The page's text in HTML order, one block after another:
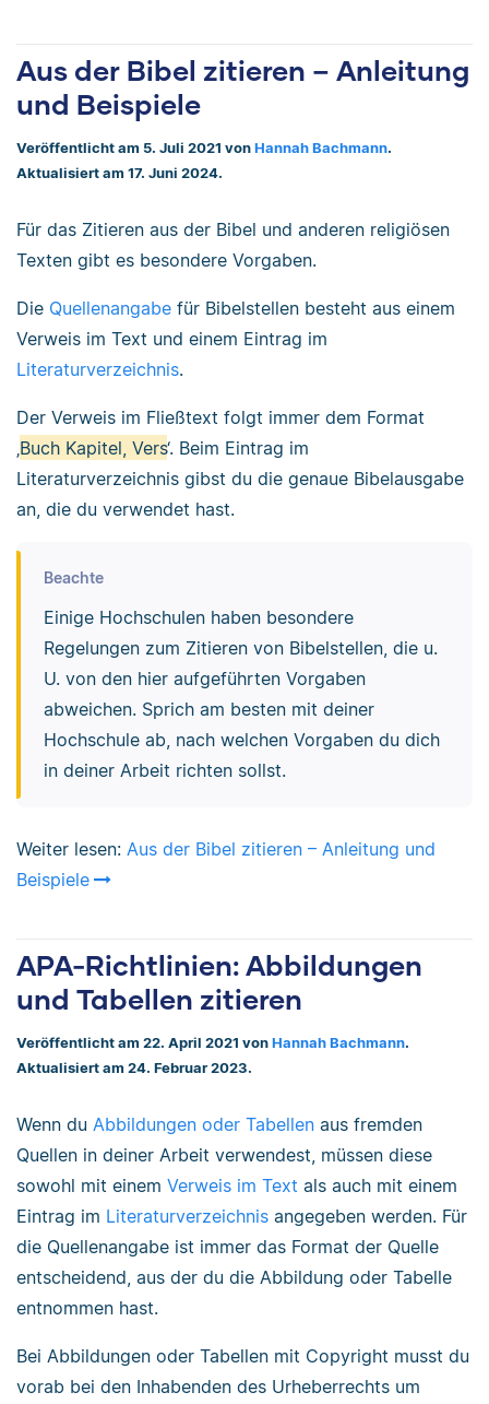
Aus der Bibel zitieren – Anleitung
und Beispiele
Veröffentlicht am 5. Juli 2021 von Hannah Bachmann.
Aktualisiert am 17. Juni 2024.
Für das Zitieren aus der Bibel und anderen religiösen
Texten gibt es besondere Vorgaben.
Die Quellenangabe für Bibelstellen besteht aus einem
Verweis im Text und einem Eintrag im
Literaturverzeichnis.
Der Verweis im Fließtext folgt immer dem Format
Buch Kapitel, Vers‘. Beim Eintrag im
Literaturverzeichnis gibst du die genaue Bibelausgabe
an, die du verwendet hast.
Beachte
Einige Hochschulen haben besondere
Regelungen zum Zitieren von Bibelstellen, die u.
U. von den hier aufgeführten Vorgaben
abweichen. Sprich am besten mit deiner
Hochschule ab, nach welchen Vorgaben du dich
in deiner Arbeit richten sollst.
Weiter lesen: Aus der Bibel zitieren – Anleitung und
Beispiele
APA-Richtlinien: Abbildungen
und Tabellen zitieren
Veröffentlicht am 22. April 2021 von Hannah Bachmann.
Aktualisiert am 24. Februar 2023.
Wenn du Abbildungen oder Tabellen aus fremden
Quellen in deiner Arbeit verwendest, müssen diese
sowohl mit einem Verweis im Text als auch mit einem
Eintrag im Literaturverzeichnis angegeben werden. Für
die Quellenangabe ist immer das Format der Quelle
entscheidend, aus der du die Abbildung oder Tabelle
entnommen hast.
Bei Abbildungen oder Tabellen mit Copyright musst du
vorab bei den Inhabenden des Urheberrechts um